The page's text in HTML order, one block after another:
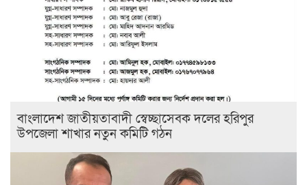
বাংলাদেশ জাতীয়তাবাদী স্বেচ্ছাসেবক দলের হরিপুর
উপজেলা শাখার নতুন কমিটি গঠন